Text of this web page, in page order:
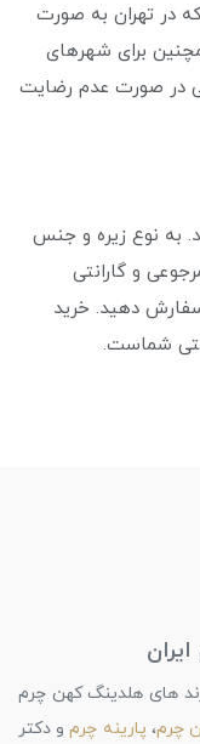
در تهران به صورت
برای شهرهای
امکان مرجوعی در صورت عدم رضایت
به نوع زیره و جنس
و گارانتی
سفارش دهید. خرید
شماست.
های هلدینگ کهن چرم
چرم، پارینه چرمو دکتر